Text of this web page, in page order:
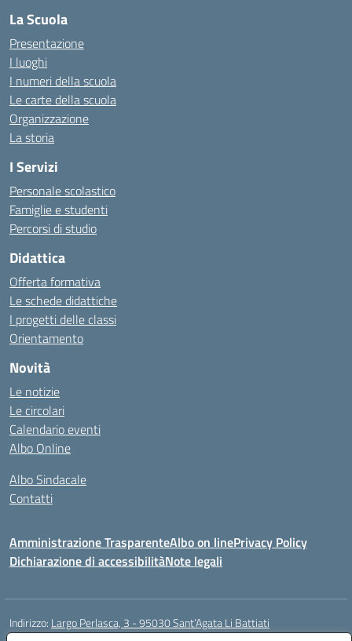
La Scuola
Presentazione
I luoghi
I numeri della scuola
Le carte della scuola
Organizzazione
La storia
I Servizi
Personale scolastico
Famiglie e studenti
Percorsi di studio
Didattica
Offerta formativa
Le schede didattiche
I progetti delle classi
Orientamento
Novità
Le notizie
Le circolari
Calendario eventi
Albo Online
Albo Sindacale
Contatti
Amministrazione TrasparenteAlbo on linePrivacy Policy
Dichiarazione di accessibilitàNote legali
Indirizzo: Largo Perlasca, 3 - 95030 Sant’Agata Li Battiati